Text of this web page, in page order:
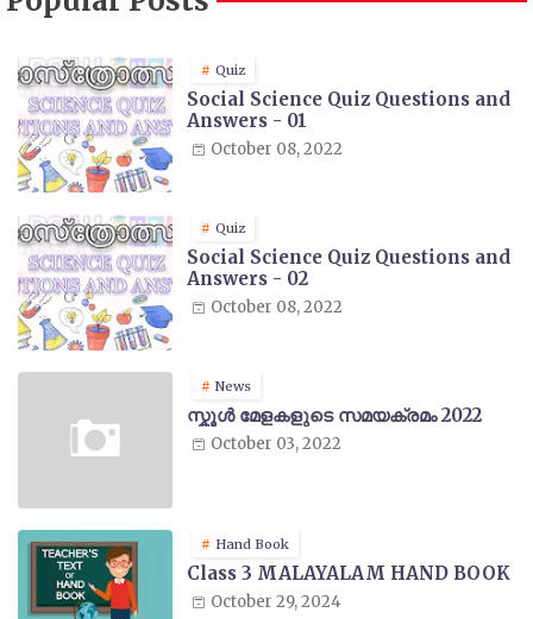
Quiz
Social Science Quiz Questions and
Answers - 01
October 08, 2022
Quiz
Social Science Quiz Questions and
Answers - 02
October 08, 2022
News
സ്കൂൾ മേളകളുടെ സമയക്രമം 2022
October 03, 2022
Hand Book
Class 3 MALAYALAM HAND BOOK
October 29, 2024